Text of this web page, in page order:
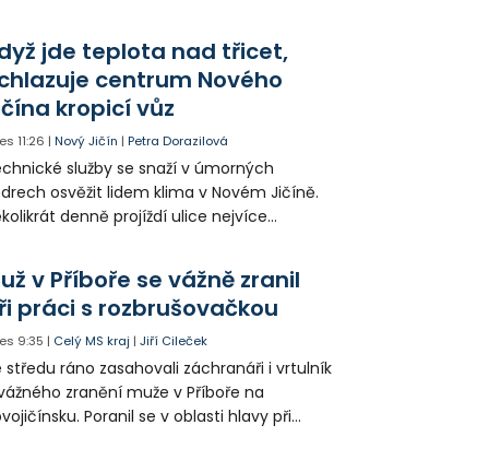
řidiče v parkovacích zónách.
jde teplota nad třicet,
centrum Nového
kropicí vůz
11:26 |Nový Jičín |Petra Dorazilová
služby se snaží v úmorných
osvěžit lidem klima v Novém Jičíně.
denně projíždí ulice nejvíce
v Příboře se vážně zranil
práci s rozbrušovačkou
9:35 | Celý MS kraj |Jiří Cileček
středu ráno zasahovali záchranáři i vrtulník
zranění muže v Příboře na
Poranil se v oblasti hlavy při